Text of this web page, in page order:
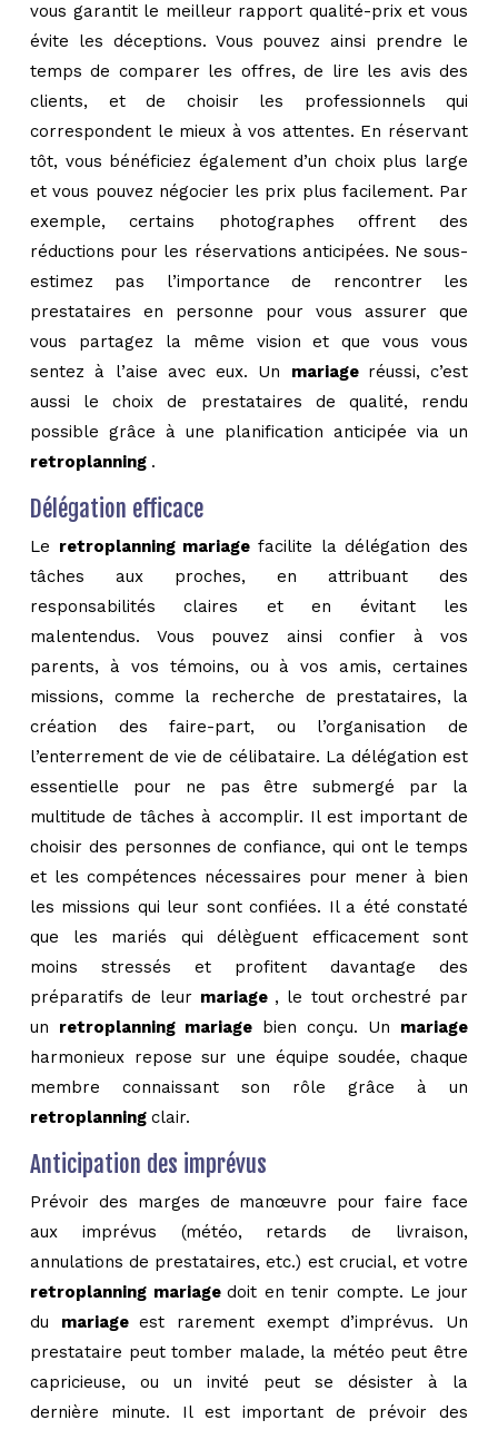
vous garantit le meilleur rapport qualité-prix et vous
évite les déceptions. Vous pouvez ainsi prendre le
temps de comparer les offres, de lire les avis des
clients, et de choisir les professionnels qui
correspondent le mieux à vos attentes. En réservant
tôt, vous bénéficiez également d’un choix plus large
et vous pouvez négocier les prix plus facilement. Par
exemple, certains photographes offrent des
réductions pour les réservations anticipées. Ne sous-
estimez pas l’importance de rencontrer les
prestataires en personne pour vous assurer que
vous partagez la même vision et que vous vous
sentez à l’aise avec eux. Un mariage réussi, c’est
aussi le choix de prestataires de qualité, rendu
possible grâce à une planification anticipée via un
retroplanning .
Délégation efficace
Le retroplanning mariagefacilite la délégation des
tâches aux proches, en attribuant des
responsabilités claires et en évitant les
malentendus. Vous pouvez ainsi confier à vos
parents, à vos témoins, ou à vos amis, certaines
missions, comme la recherche de prestataires, la
création des faire-part, ou l’organisation de
l’enterrement de vie de célibataire. La délégation est
essentielle pour ne pas être submergé par la
multitude de tâches à accomplir. Il est important de
choisir des personnes de confiance, qui ont le temps
et les compétences nécessaires pour mener à bien
les missions qui leur sont confiées. Il a été constaté
que les mariés qui délèguent efficacement sont
moins stressés et profitent davantage des
préparatifs de leur mariage , le tout orchestré par
un retroplanning mariage bien conçu. Un mariage
harmonieux repose sur une équipe soudée, chaque
membre connaissant son rôle grâce à un
retroplanning clair.
Anticipation des imprévus
Prévoir des marges de manœuvre pour faire face
aux imprévus (météo, retards de livraison,
annulations de prestataires, etc.) est crucial, et votre
retroplanning mariagedoit en tenir compte. Le jour
du mariageest rarement exempt d’imprévus. Un
prestataire peut tomber malade, la météo peut être
capricieuse, ou un invité peut se désister à la
dernière minute. Il est important de prévoir des